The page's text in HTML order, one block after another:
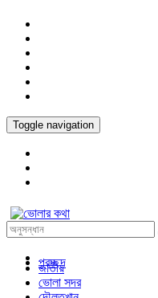
Toggle navigation
প্রচ্ছদ
জাতীয়
ভোলা সদর